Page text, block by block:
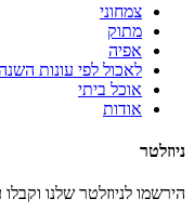
צמחוני
מתוק
אפיה
לאכול לפי עונות
אוכל ביתי
אודות
ניוזלטר
הירשמו לניוזלטר שלנו